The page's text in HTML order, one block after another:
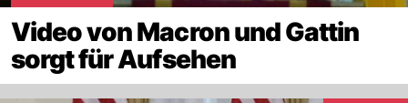
Video von Macron und Gattin
sorgt für Aufsehen